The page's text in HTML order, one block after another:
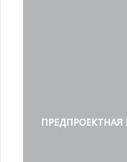
ПРЕДПРОЕКТНАЯ